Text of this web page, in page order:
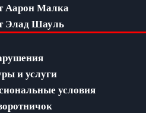
Аарон Малка
Элад Шауль
и услуги
условия